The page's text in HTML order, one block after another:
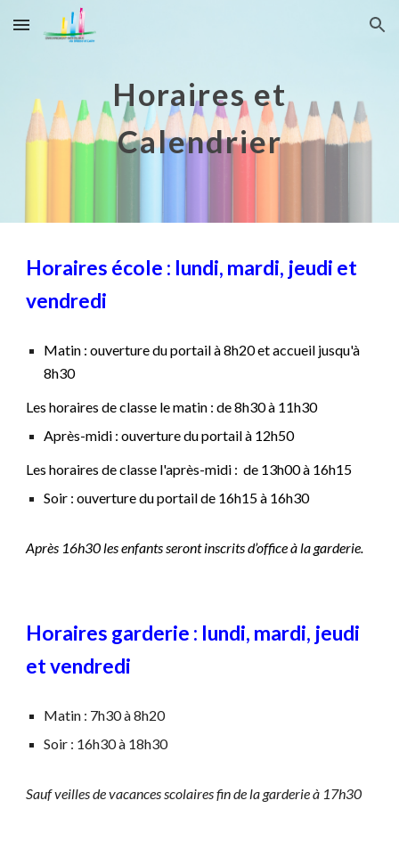
Skip to main content Skip to navigation
Horaires et
Calendrier
Horaires école : lundi, mardi, jeudi et
vendredi
Matin : ouverture du portail à 8h20 et accueil jusqu'à
8h30
Les horaires de classe le matin :de 8h30 à 11h30
Après-midi : ouverture du portail à 12h50
Les horaires de classe l'après-midi : de 13h00 à 16h15
Soir : ouverture du portail de 16h15 à 16h30
Après 16h30 les enfants seront inscrits d’office à la garderie.
Horaires garderie : lundi, mardi, jeudi
et vendredi
Matin : 7h30 à 8h20
Soir : 16h30 à 18h30
Sauf veilles de vacances scolaires finde la garderie à 17h30